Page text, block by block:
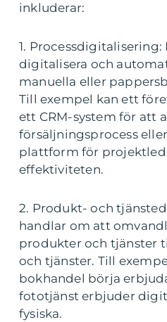
inkluderar:
1.
digitalisera och
manuella eller
Till exempel kan ett
ett CRM-system för att
försäljningsprocess
plattform för
effektiviteten.
2. Produkt- och
handlar om att
produkter och tjänster
och tjänster. Till
bokhandel börja
fototjänst erbjuder
fysiska.